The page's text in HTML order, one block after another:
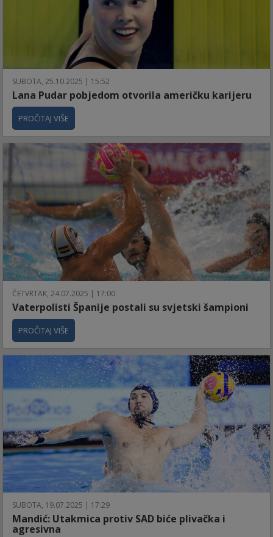
SUBOTA, 25.10.2025 | 15:52
Lana Pudar pobjedom otvorila američku karijeru
PROČITAJ VIŠE
ČETVRTAK, 24.07.2025 | 17:00
Vaterpolisti Španije postali su svjetski šampioni
PROČITAJ VIŠE
SUBOTA, 19.07.2025 | 17:29
Mandić: Utakmica protiv SAD biće plivačka i
agresivna